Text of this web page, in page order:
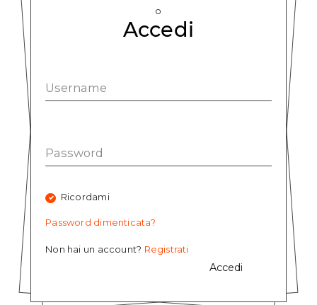
o
Accedi
Ricordami
Password dimenticata?
Non hai un account? Registrati
Accedi